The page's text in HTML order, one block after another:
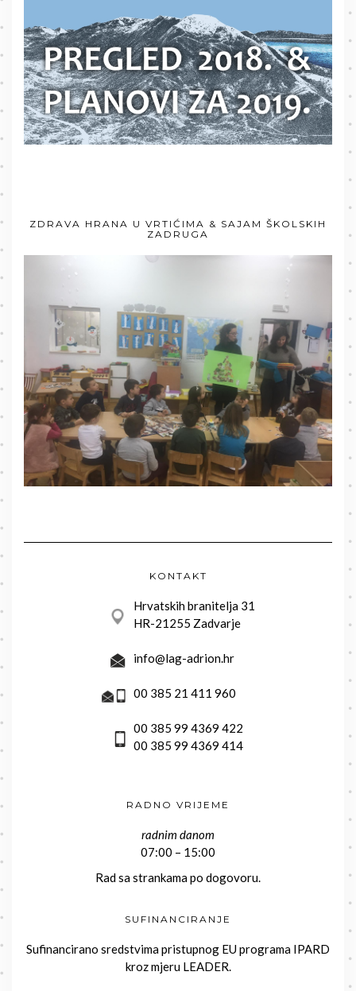
ZDRAVA HRANA U VRTIĆIMA & SAJAM ŠKOLSKIH
ZADRUGA
KONTAKT
Hrvatskih branitelja 31
HR-21255 Zadvarje
info@lag-adrion.hr
00 385 21 411 960
00 385 99 4369 422
00 385 99 4369 414
RADNO VRIJEME
radnim danom
07:00 – 15:00
Rad sa strankama po dogovoru.
SUFINANCIRANJE
Sufinancirano sredstvima pristupnog EU programa IPARD
kroz mjeru LEADER.